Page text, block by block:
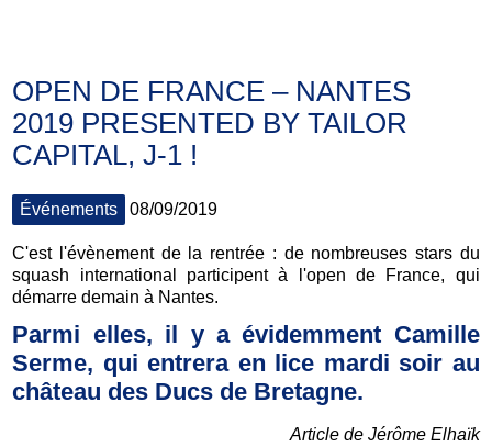
OPEN DE FRANCE – NANTES
2019 PRESENTED BY TAILOR
CAPITAL, J-1 !
Événements 08/09/2019
C'est l'évènement de la rentrée : de nombreuses stars du
squash international participent à l'open de France, qui
démarre demain à Nantes.
Parmi elles, il y a évidemment Camille
Serme, qui entrera en lice mardi soir au
château des Ducs de Bretagne.
Article de Jérôme Elhaïk